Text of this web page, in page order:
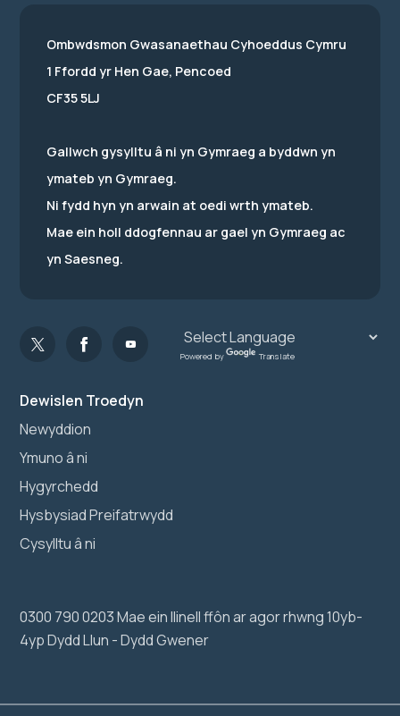
Dewislen Troedyn
Newyddion
Ymuno â ni
Hygyrchedd
Hysbysiad Preifatrwydd
Cysylltu â ni
0300 790 0203 Mae ein llinell ffôn ar agor rhwng 10yb-
4yp Dydd Llun - Dydd Gwener
Ombwdsmon Gwasanaethau Cyhoeddus Cymru
1 Ffordd yr Hen Gae, Pencoed
CF35 5LJ
Gallwch gysylltu â ni yn Gymraeg a byddwn yn
ymateb yn Gymraeg.
Ni fydd hyn yn arwain at oedi wrth ymateb.
Mae ein holl ddogfennau ar gael yn Gymraeg ac
yn Saesneg.
Powered by Translate